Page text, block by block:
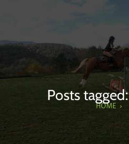
Posts
HOME ›